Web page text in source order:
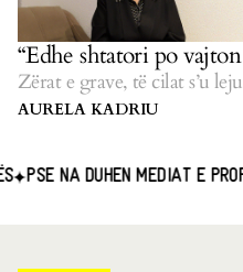
“Edhe shtatori po
Zërat e grave, të cilat s’u
AURELA KADRIU
NA DUHEN MEDIAT E